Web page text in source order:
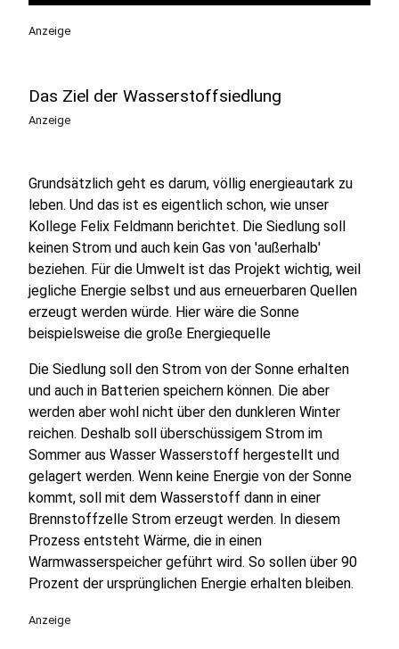
Anzeige
Das Ziel der Wasserstoffsiedlung
Anzeige
Grundsätzlich geht es darum, völlig energieautark zu
leben. Und das ist es eigentlich schon, wie unser
Kollege Felix Feldmann berichtet. Die Siedlung soll
keinen Strom und auch kein Gas von 'außerhalb'
beziehen. Für die Umwelt ist das Projekt wichtig, weil
jegliche Energie selbst und aus erneuerbaren Quellen
erzeugt werden würde. Hier wäre die Sonne
beispielsweise die große Energiequelle
Die Siedlung soll den Strom von der Sonne erhalten
und auch in Batterien speichern können. Die aber
werden aber wohl nicht über den dunkleren Winter
reichen. Deshalb soll überschüssigem Strom im
Sommer aus Wasser Wasserstoff hergestellt und
gelagert werden. Wenn keine Energie von der Sonne
kommt, soll mit dem Wasserstoff dann in einer
Brennstoffzelle Strom erzeugt werden. In diesem
Prozess entsteht Wärme, die in einen
Warmwasserspeicher geführt wird. So sollen über 90
Prozent der ursprünglichen Energie erhalten bleiben.
Anzeige